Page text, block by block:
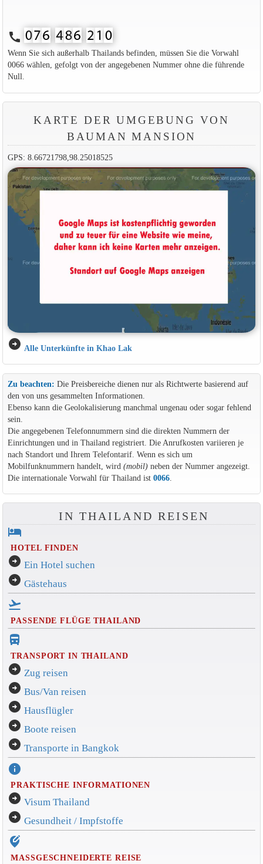
call
Wenn Sie sich außerhalb Thailands befinden, müssen Sie die Vorwahl
0066 wählen, gefolgt von der angegebenen Nummer ohne die führende
Null.
KARTE DER UMGEBUNG VON
BAUMAN MANSION
GPS: 8.66721798,98.25018525
arrow_circle_right Alle Unterkünfte in Khao Lak
Zu beachten: Die Preisbereiche dienen nur als Richtwerte basierend auf
den von uns gesammelten Informationen.
Ebenso kann die Geolokalisierung manchmal ungenau oder sogar fehlend
sein.
Die angegebenen Telefonnummern sind die direkten Nummern der
Einrichtungen und in Thailand registriert. Die Anrufkosten variieren je
nach Standort und Ihrem Telefontarif. Wenn es sich um
Mobilfunknummern handelt, wird (mobil)neben der Nummer angezeigt.
Die internationale Vorwahl für Thailand ist 0066.
IN THAILAND REISEN
hotel
HOTEL FINDEN
arrow_circle_right Ein Hotel suchen
arrow_circle_right Gästehaus
flight_takeoff
PASSENDE FLÜGE THAILAND
directions_bus_filled
TRANSPORT IN THAILAND
arrow_circle_right Zug reisen
arrow_circle_right Bus/Van reisen
arrow_circle_right Hausflügler
arrow_circle_right Boote reisen
arrow_circle_right Transporte in Bangkok
info
PRAKTISCHE INFORMATIONEN
arrow_circle_right Visum Thailand
arrow_circle_right Gesundheit / Impfstoffe
edit_location_alt
MASSGESCHNEIDERTE REISE